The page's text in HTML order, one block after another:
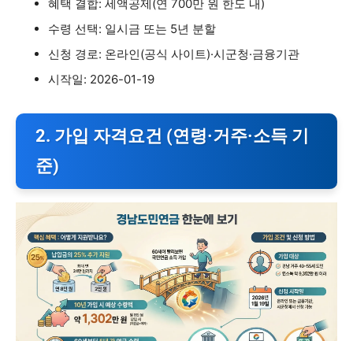
혜택 결합: 세액공제(연 700만 원 한도 내)
수령 선택: 일시금 또는 5년 분할
신청 경로: 온라인(공식 사이트)·시군청·금융기관
시작일: 2026-01-19
2. 가입 자격요건 (연령·거주·소득 기
준)